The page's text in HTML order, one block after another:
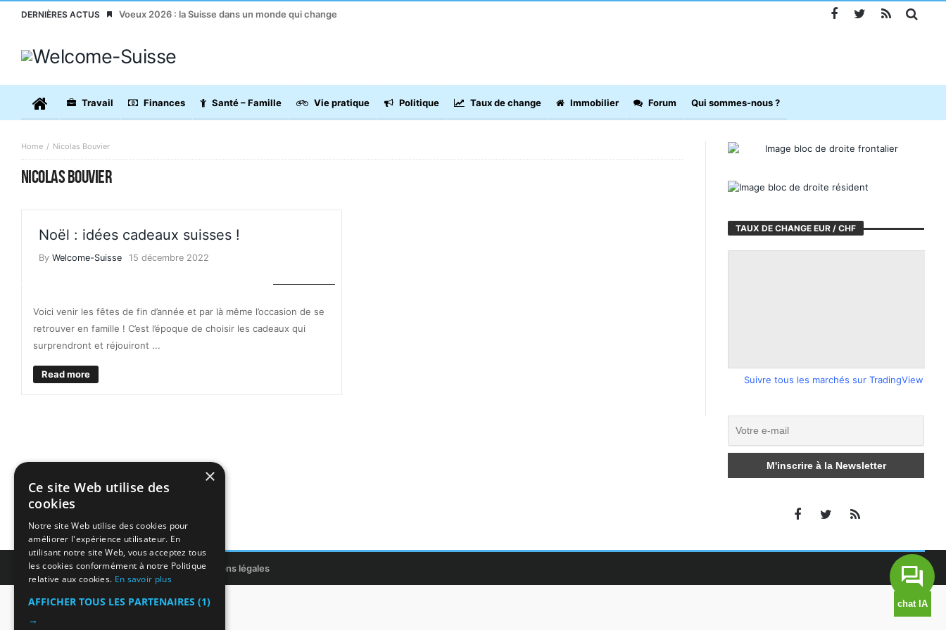
DERNIÈRES ACTUS Voeux 2026 : la Suisse dans un monde qui change
Travail Finances Santé – Famille Vie pratique Politique Taux de change Immobilier Forum Qui sommes-nous ?
Home Nicolas Bouvier
NICOLAS BOUVIER
Noël : idées cadeaux suisses !
By Welcome-Suisse 15 décembre 2022
Voici venir les fêtes de fin d’année et par là même l’occasion de se
retrouver en famille ! C’est l’époque de choisir les cadeaux qui
surprendront et réjouiront ...
Read more
TAUX DE CHANGE EUR / CHF
Suivre tous les marchés sur TradingView
Copyright © 2011-2026 ITIntegrans Mentions légales
×
Ce site Web utilise des
cookies
Notre site Web utilise des cookies pour
améliorer l'expérience utilisateur. En
utilisant notre site Web, vous acceptez tous
les cookies conformément à notre Politique
relative aux cookies. En savoir plus
AFFICHER TOUS LES PARTENAIRES (1)
→